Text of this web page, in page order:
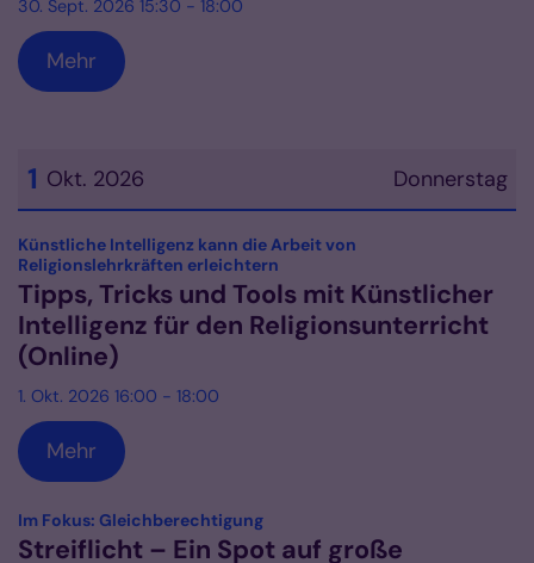
30. Sept. 2026 15:30 - 18:00
Mehr
Donnerstag
1 Okt. 2026
Datum: 1. Oktober 2026
Künstliche Intelligenz kann die Arbeit von
Religionslehrkräften erleichtern
Tipps, Tricks und Tools mit Künstlicher
Intelligenz für den Religionsunterricht
(Online)
1. Okt. 2026 16:00 - 18:00
Mehr
Im Fokus: Gleichberechtigung:
Streiflicht – Ein Spot auf große